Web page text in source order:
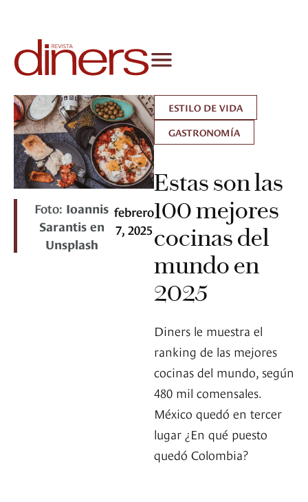
Foto: Ioannis
Sarantis en
Unsplash
febrero
7, 2025
ESTILO DE VIDA
GASTRONOMÍA
Estas son las
100 mejores
cocinas del
mundo en
2025
Diners le muestra el
ranking de las mejores
cocinas del mundo, según
480 mil comensales.
México quedó en tercer
lugar ¿En qué puesto
quedó Colombia?